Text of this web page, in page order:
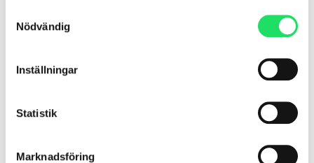
Nödvändig
Inställningar
Statistik
Marknadsföring
Twitch Health fortsätter att utveckla konceptet
hyresgäster en hälsoservice integrerad i
LÄS MER »
oktober 21, 2025